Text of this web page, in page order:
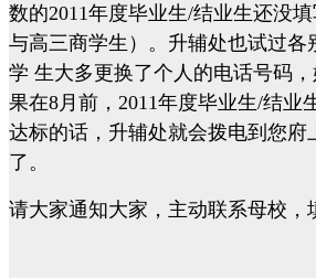
数的2011年度毕业生/结业生还没
与高三商学生）。升辅处也试过各
学 生大多更换了个人的电话号码
果在8月前，2011年度毕业生/结业
达标的话，升辅处就会拨电到您府
了。
请大家通知大家，主动联系母校，